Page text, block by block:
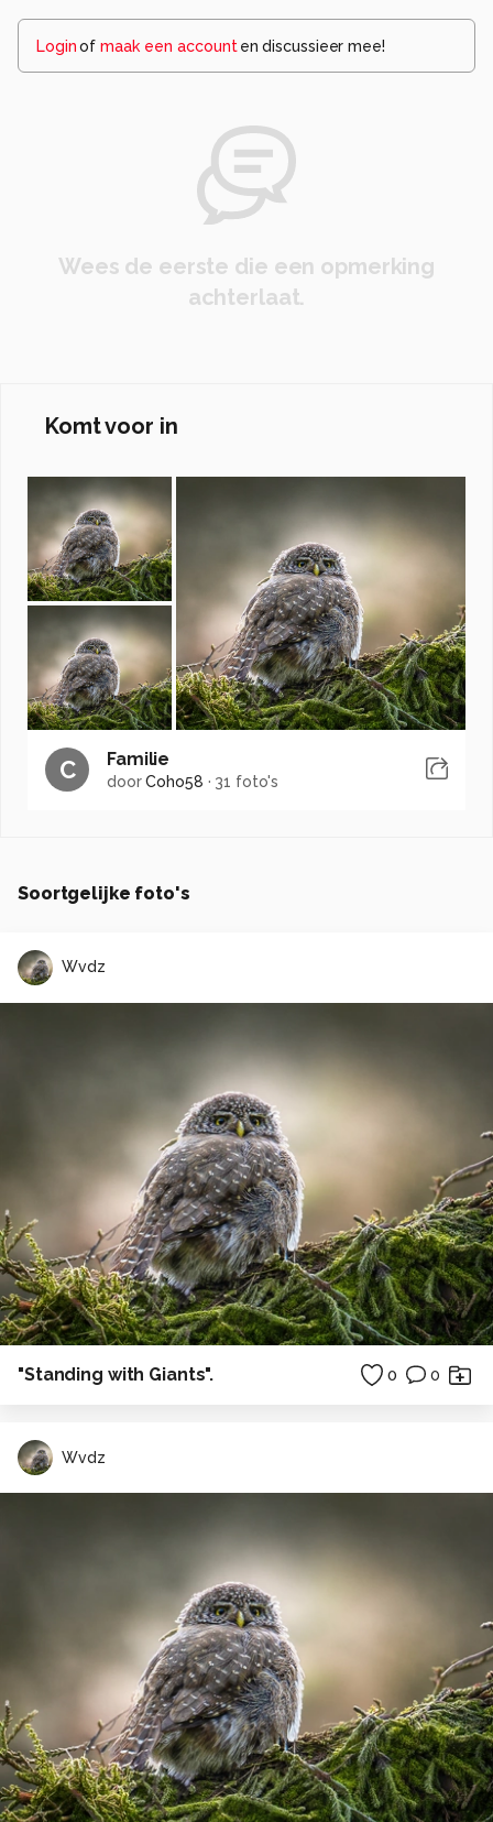
Loginof maak een account en discussieer mee!
Wees de eerste die een opmerking
achterlaat.
Komt voor in
C Familie
doorCoho58 · 31 foto's
Soortgelijke foto's
Wvdz
"Standing with Giants". 0 0
Wvdz